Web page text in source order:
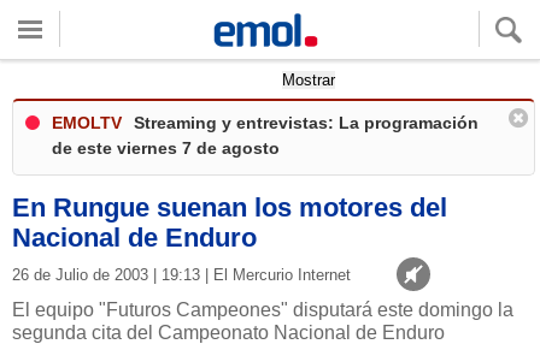
Mostrar
EMOLTV
Streaming y entrevistas: La programación
de este viernes 7 de agosto
En Rungue suenan los motores del
Nacional de Enduro
26 de Julio de 2003 | 19:13 | El Mercurio Internet
El equipo "Futuros Campeones" disputará este domingo la
segunda cita del Campeonato Nacional de Enduro